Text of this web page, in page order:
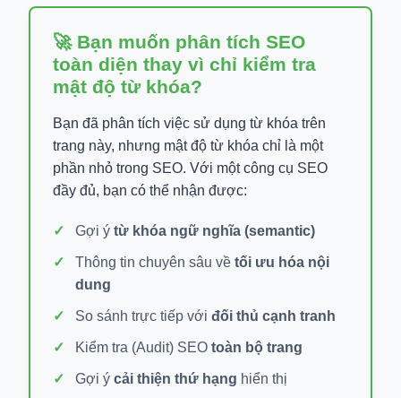
🚀 Bạn muốn phân tích SEO
toàn diện thay vì chỉ kiểm tra
mật độ từ khóa?
Bạn đã phân tích việc sử dụng từ khóa trên
trang này, nhưng mật độ từ khóa chỉ là một
phần nhỏ trong SEO. Với một công cụ SEO
đầy đủ, bạn có thể nhận được:
Gợi ý từ khóa ngữ nghĩa (semantic)
Thông tin chuyên sâu về tối ưu hóa nội
dung
So sánh trực tiếp với đối thủ cạnh tranh
Kiểm tra (Audit) SEO toàn bộ trang
Gợi ý cải thiện thứ hạng hiển thị